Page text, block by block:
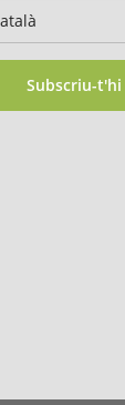
Subscriu-t'hi